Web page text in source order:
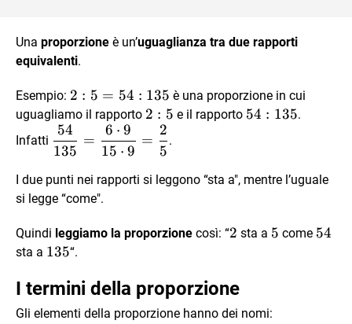
Una proporzione è un’uguaglianza tra due rapporti
equivalenti.
Esempio: 2 :
5 =
54 :
135
2 : 5 = 54 : 135 è una proporzione in cui
uguagliamo il rapporto 2
2 : 5 e il rapporto 54 :
54 : 135.
Infatti
\dfrac{54}
{135} =
\cdot 9}{
15 \cdot
9} =
\dfrac{2}
{5}
135
54
=
15 ⋅ 9
6 ⋅ 9
=
5
2
.
I due punti nei rapporti si leggono “sta a", mentre l’uguale
si legge “come".
Quindi leggiamo la proporzione così: “2
2 sta a 5
5 come 54
54
sta a 135
135“.
I termini della proporzione
Gli elementi della proporzione hanno dei nomi: